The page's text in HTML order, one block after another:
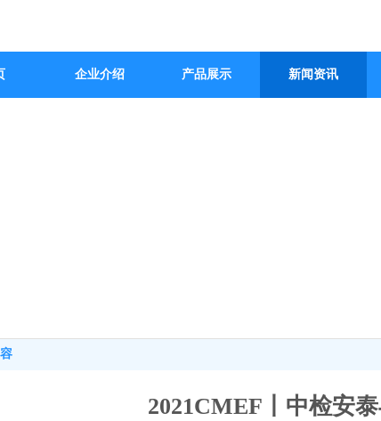
企业介绍 产品展示 新闻资讯
2021CMEF丨中检安